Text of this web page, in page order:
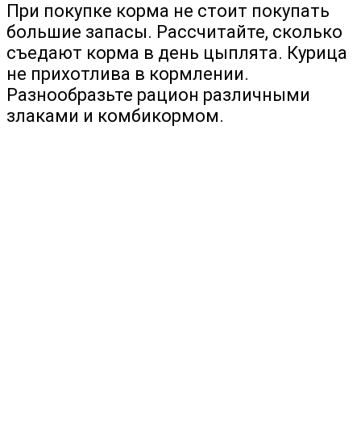
При покупке корма не стоит покупать
большие запасы. Рассчитайте, сколько
съедают корма в день цыплята. Курица
не прихотлива в кормлении.
Разнообразьте рацион различными
злаками и комбикормом.